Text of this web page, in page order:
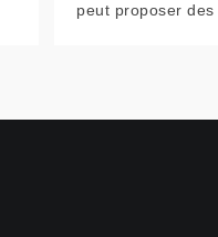
peut proposer